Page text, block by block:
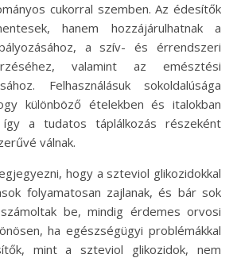
cukorral szemben. Az édesítők
hanem hozzájárulhatnak a
a szív- és érrendszeri
valamint az emésztési
Felhasználásuk sokoldalúsága
különböző ételekben és italokban
a tudatos táplálkozás részeként
válnak.
hogy a szteviol glikozidokkal
folyamatosan zajlanak, és bár sok
be, mindig érdemes orvosi
ha egészségügyi problémákkal
mint a szteviol glikozidok, nem